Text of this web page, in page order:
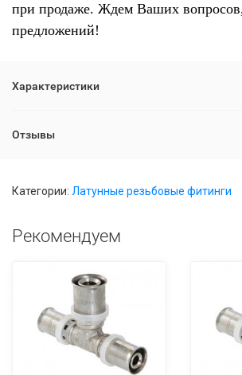
при продаже. Ждем Ваших
предложений!
Характеристики
Отзывы
Категории: Латунные резьбовые фитинги
Рекомендуем